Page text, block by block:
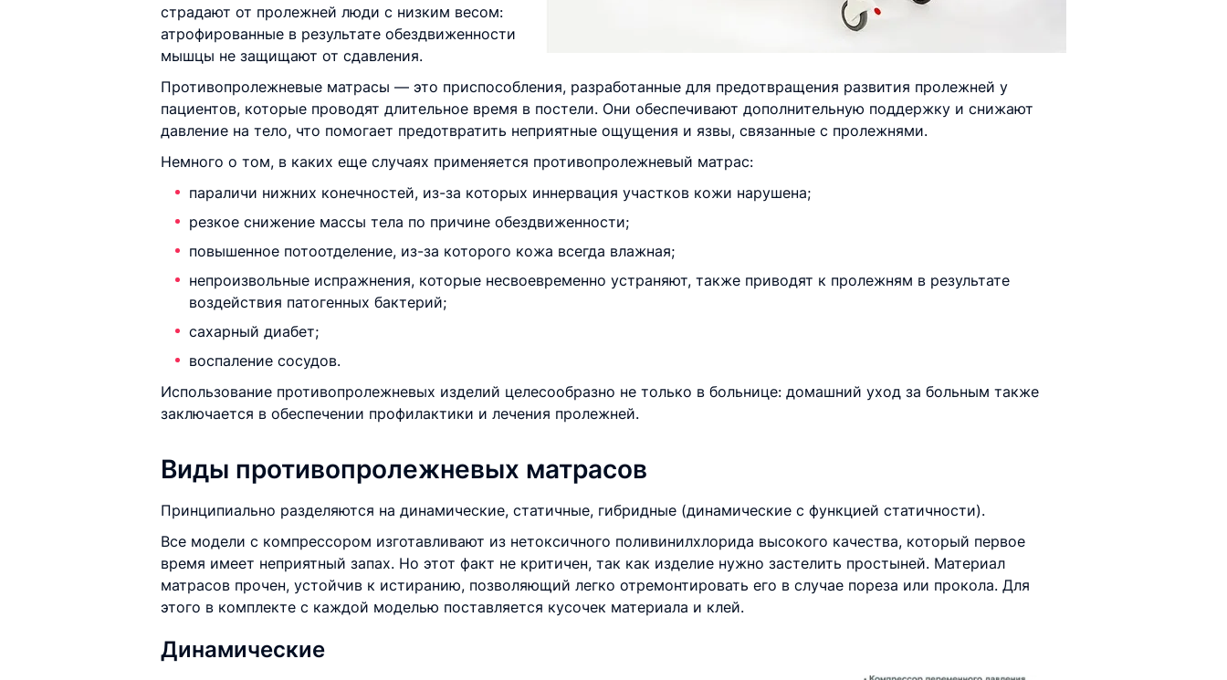
страдают от пролежней люди с низким весом:
атрофированные в результате обездвиженности
мышцы не защищают от сдавления.
Противопролежневые матрасы — это приспособления, разработанные для предотвращения развития пролежней у
пациентов, которые проводят длительное время в постели. Они обеспечивают дополнительную поддержку и снижают
давление на тело, что помогает предотвратить неприятные ощущения и язвы, связанные с пролежнями.
Немного о том, в каких еще случаях применяется противопролежневый матрас:
параличи нижних конечностей, из-за которых иннервация участков кожи нарушена;
резкое снижение массы тела по причине обездвиженности;
повышенное потоотделение, из-за которого кожа всегда влажная;
непроизвольные испражнения, которые несвоевременно устраняют, также приводят к пролежням в результате
воздействия патогенных бактерий;
сахарный диабет;
воспаление сосудов.
Использование противопролежневых изделий целесообразно не только в больнице: домашний уход за больным также
заключается в обеспечении профилактики и лечения пролежней.
Виды противопролежневых матрасов
Принципиально разделяются на динамические, статичные, гибридные (динамические с функцией статичности).
Все модели с компрессором изготавливают из нетоксичного поливинилхлорида высокого качества, который первое
время имеет неприятный запах. Но этот факт не критичен, так как изделие нужно застелить простыней. Материал
матрасов прочен, устойчив к истиранию, позволяющий легко отремонтировать его в случае пореза или прокола. Для
этого в комплекте с каждой моделью поставляется кусочек материала и клей.
Динамические